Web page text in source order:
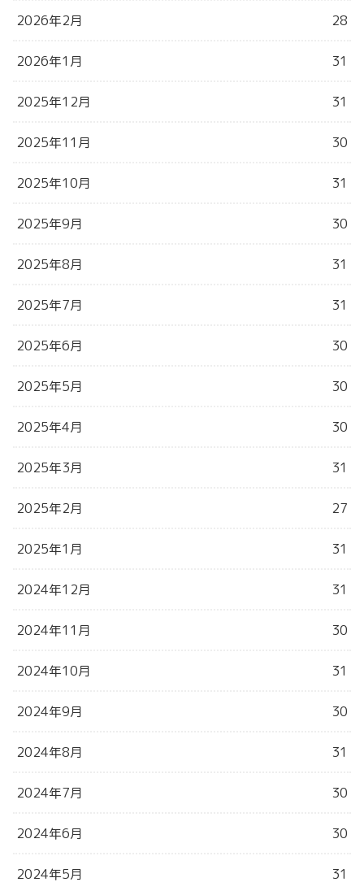
2026年2月 28
2026年1月 31
2025年12月 31
2025年11月 30
2025年10月 31
2025年9月 30
2025年8月 31
2025年7月 31
2025年6月 30
2025年5月 30
2025年4月 30
2025年3月 31
2025年2月 27
2025年1月 31
2024年12月 31
2024年11月 30
2024年10月 31
2024年9月 30
2024年8月 31
2024年7月 30
2024年6月 30
2024年5月 31